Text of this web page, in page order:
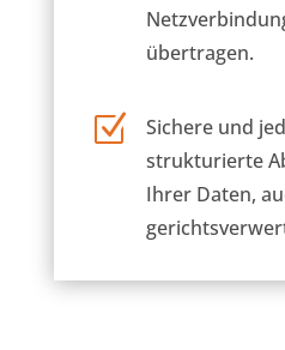
übertragen.
Z
Sichere und
strukturierte
Ihrer Daten,